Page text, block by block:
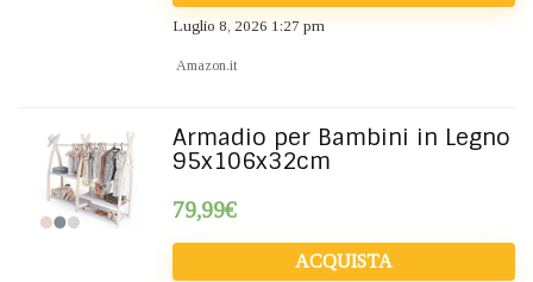
Luglio 8, 2026 1:27 pm
Amazon.it
Armadio per Bambini in Legno
95x106x32cm
79,99€
ACQUISTA